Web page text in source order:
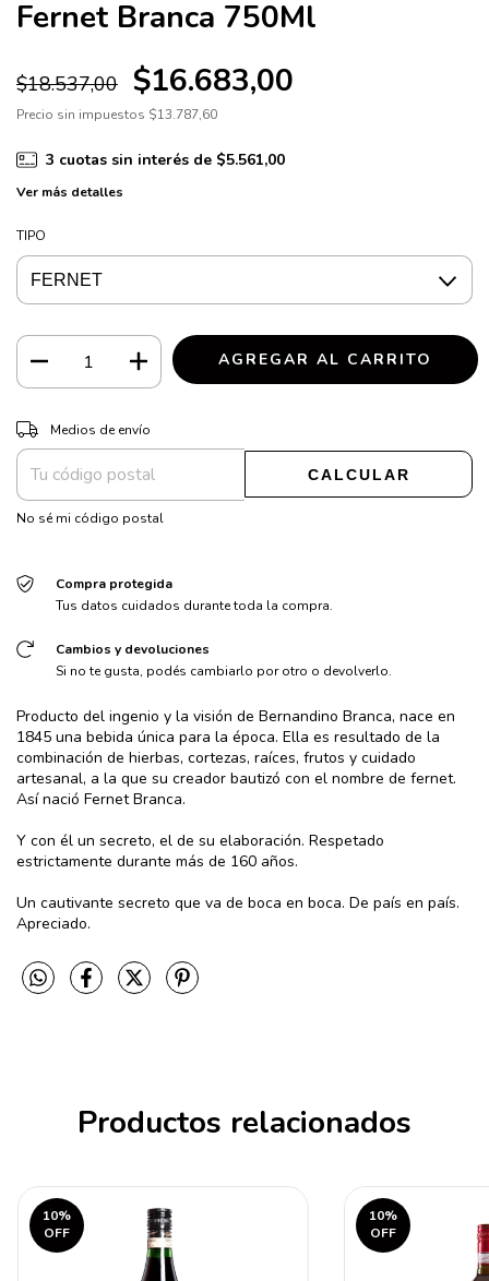
Fernet Branca 750Ml
$18.537,00 $16.683,00
Precio sin impuestos $13.787,60
3 cuotas sin interés de $5.561,00
Ver más detalles
TIPO
Entregas para el CP:
Medios de envío
CALCULAR
No sé mi código postal
Compra protegida
Tus datos cuidados durante toda la compra.
Cambios y devoluciones
Si no te gusta, podés cambiarlo por otro o devolverlo.
Producto del ingenio y la visión de Bernandino Branca, nace en
1845 una bebida única para la época. Ella es resultado de la
combinación de hierbas, cortezas, raíces, frutos y cuidado
artesanal, a la que su creador bautizó con el nombre de fernet.
Así nació Fernet Branca.
Y con él un secreto, el de su elaboración. Respetado
estrictamente durante más de 160 años.
Un cautivante secreto que va de boca en boca. De país en país.
Apreciado.
Productos relacionados
10%
OFF
10%
OFF